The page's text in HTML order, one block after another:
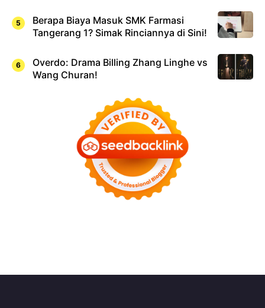
Berapa Biaya Masuk SMK Farmasi
Tangerang 1? Simak Rinciannya di Sini!
Overdo: Drama Billing Zhang Linghe vs
Wang Churan!